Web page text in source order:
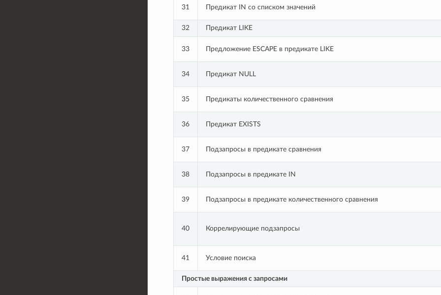
31 Предикат IN со списком значений
32 Предикат LIKE
33 Предложение ESCAPE в предикате LIKE
34 Предикат NULL
35 Предикаты количественного сравнения
36 Предикат EXISTS
37 Подзапросы в предикате сравнения
38 Подзапросы в предикате IN
39 Подзапросы в предикате количественного сравнения
40 Коррелирующие подзапросы
41 Условие поиска
Простые выражения с запросами